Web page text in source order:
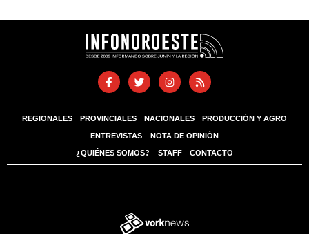
REGIONALES PROVINCIALES NACIONALES PRODUCCIÓN Y AGRO
ENTREVISTAS NOTA DE OPINIÓN
¿QUIÉNES SOMOS? STAFF CONTACTO